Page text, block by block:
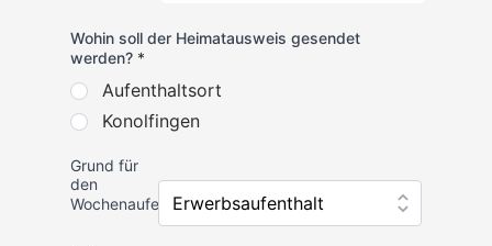
Wohin soll der Heimatausweis gesendet
werden? *
Aufenthaltsort
Konolfingen
Grund für
den
Wochenaufenthalt*